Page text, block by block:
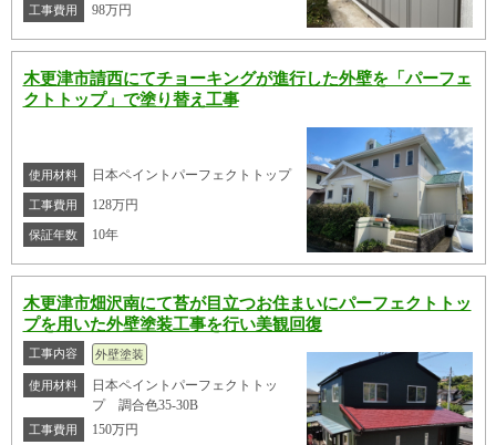
工事費用 98万円
木更津市請西にてチョーキングが進行した外壁を「パーフェ
クトトップ」で塗り替え工事
使用材料 日本ペイントパーフェクトトップ
工事費用 128万円
保証年数 10年
木更津市畑沢南にて苔が目立つお住まいにパーフェクトトッ
プを用いた外壁塗装工事を行い美観回復
工事内容 外壁塗装
使用材料
日本ペイントパーフェクトトッ
プ 調合色35-30B
工事費用 150万円